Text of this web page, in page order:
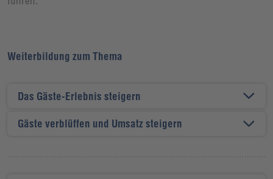
Weiterbildung zum Thema
Das Gäste-Erlebnis steigern
Gäste verblüffen und Umsatz steigern